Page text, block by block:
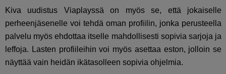
Kiva uudistus Viaplayssä on myös se, että jokaiselle
perheenjäsenelle voi tehdä oman profiilin, jonka perusteella
palvelu myös ehdottaa itselle mahdollisesti sopivia sarjoja ja
leffoja. Lasten profiileihin voi myös asettaa eston, jolloin se
näyttää vain heidän ikätasolleen sopivia ohjelmia.